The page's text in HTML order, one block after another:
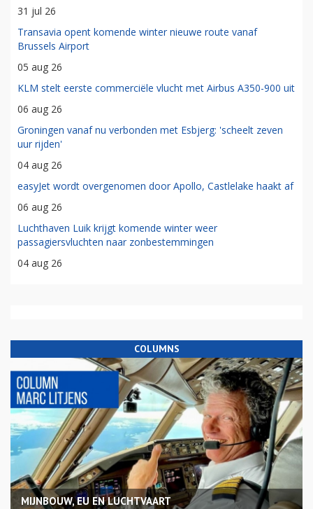
31 jul 26
Transavia opent komende winter nieuwe route vanaf
Brussels Airport
05 aug 26
KLM stelt eerste commerciële vlucht met Airbus A350-900 uit
06 aug 26
Groningen vanaf nu verbonden met Esbjerg: 'scheelt zeven
uur rijden'
04 aug 26
easyJet wordt overgenomen door Apollo, Castlelake haakt af
06 aug 26
Luchthaven Luik krijgt komende winter weer
passagiersvluchten naar zonbestemmingen
04 aug 26
COLUMNS
MIJNBOUW, EU EN LUCHTVAART